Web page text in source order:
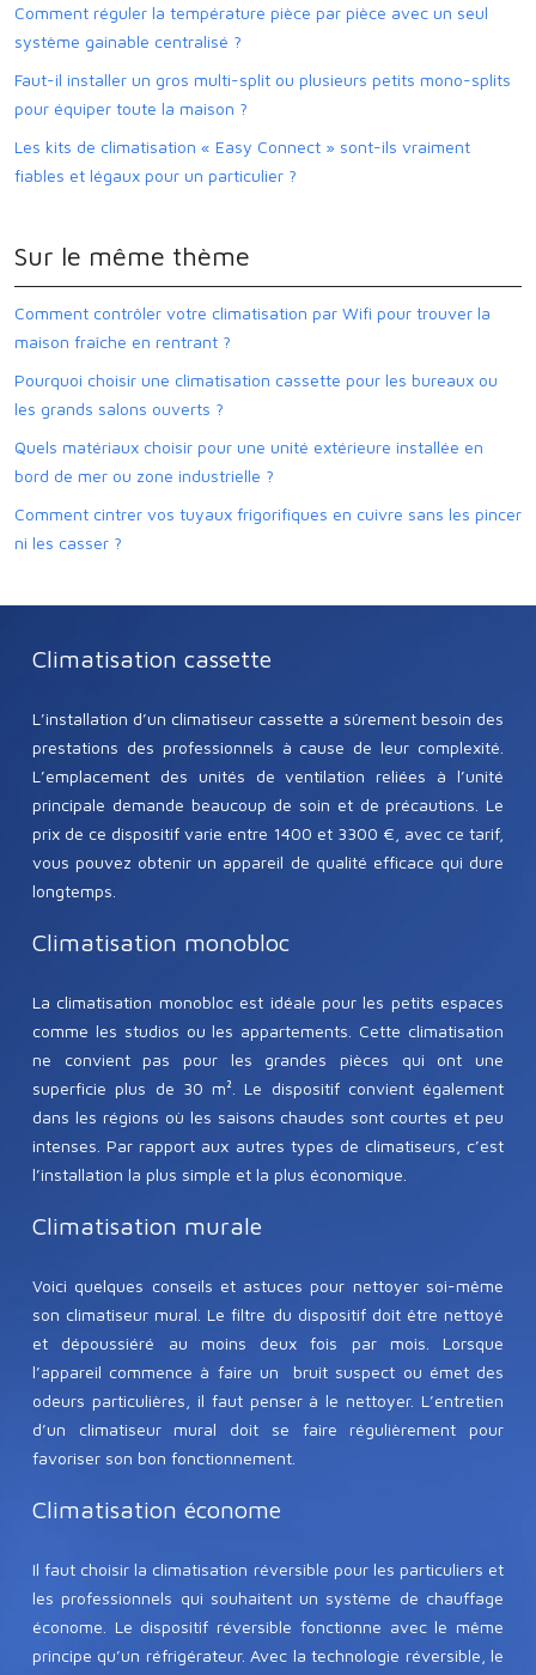
Comment réguler la température pièce par pièce avec un seul
système gainable centralisé ?
Faut-il installer un gros multi-split ou plusieurs petits mono-splits
pour équiper toute la maison ?
Les kits de climatisation « Easy Connect » sont-ils vraiment
fiables et légaux pour un particulier ?
Sur le même thème
Comment contrôler votre climatisation par Wifi pour trouver la
maison fraîche en rentrant ?
Pourquoi choisir une climatisation cassette pour les bureaux ou
les grands salons ouverts ?
Quels matériaux choisir pour une unité extérieure installée en
bord de mer ou zone industrielle ?
Comment cintrer vos tuyaux frigorifiques en cuivre sans les pincer
ni les casser ?
Climatisation cassette
L’installation d’un climatiseur cassette a sûrement besoin des
prestations des professionnels à cause de leur complexité.
L’emplacement des unités de ventilation reliées à l’unité
principale demande beaucoup de soin et de précautions. Le
prix de ce dispositif varie entre 1400 et 3300 €, avec ce tarif,
vous pouvez obtenir un appareil de qualité efficace qui dure
longtemps.
Climatisation monobloc
La climatisation monobloc est idéale pour les petits espaces
comme les studios ou les appartements. Cette climatisation
ne convient pas pour les grandes pièces qui ont une
superficie plus de 30 m². Le dispositif convient également
dans les régions où les saisons chaudes sont courtes et peu
intenses. Par rapport aux autres types de climatiseurs, c’est
l’installation la plus simple et la plus économique.
Climatisation murale
Voici quelques conseils et astuces pour nettoyer soi-même
son climatiseur mural. Le filtre du dispositif doit être nettoyé
et dépoussiéré au moins deux fois par mois. Lorsque
l’appareil commence à faire un bruit suspect ou émet des
odeurs particulières, il faut penser à le nettoyer. L’entretien
d’un climatiseur mural doit se faire régulièrement pour
favoriser son bon fonctionnement.
Climatisation économe
Il faut choisir la climatisation réversible pour les particuliers et
les professionnels qui souhaitent un système de chauffage
économe. Le dispositif réversible fonctionne avec le même
principe qu’un réfrigérateur. Avec la technologie réversible, le